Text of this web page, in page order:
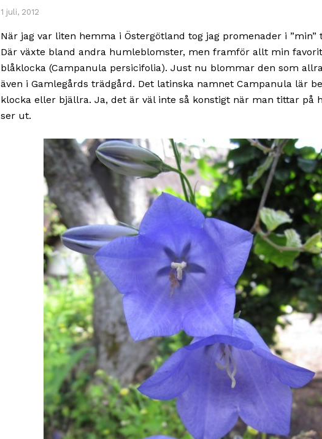
1 juli, 2012
När jag var liten hemma i Östergötland tog jag promenader i ”min”
Där växte bland andra humleblomster, men framför allt min
blåklocka (Campanula persicifolia). Just nu blommar den som
även i Gamlegårds trädgård. Det latinska namnet Campanula lär
klocka eller bjällra. Ja, det är väl inte så konstigt när man tittar på
ser ut.